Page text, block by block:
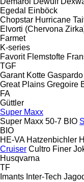
Egedal
Einböck
Chopstar Hurricane
Elvorti (Chervona
Farmet
K-series
Favorit Flemstofte
TGF
Garant Kotte Gaspardo
Great Plains Gregoire
FA
Güttler
Super Maxx
Super Maxx 50-7 BIO
BIO
HE-VA Hatzenbichler
Cruiser Cultro Finer
Husqvarna
TF
Imants Inter-Tech